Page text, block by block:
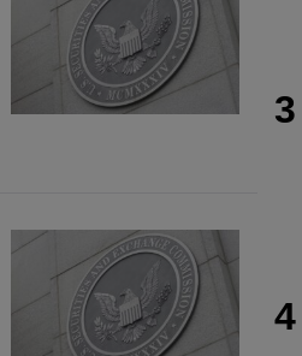
3
4